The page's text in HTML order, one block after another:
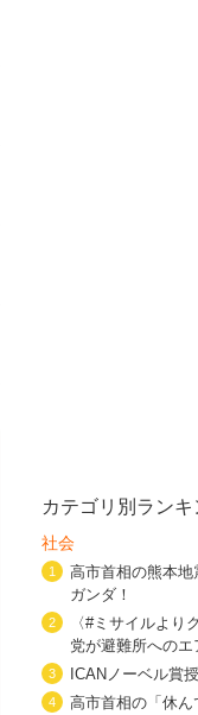
カテゴリ別ランキ
社会
1
高市首相の熊本
ガンダ！
2
〈#ミサイルよ
党が避難所への
3 ICANノーベル賞
4
高市首相の「休